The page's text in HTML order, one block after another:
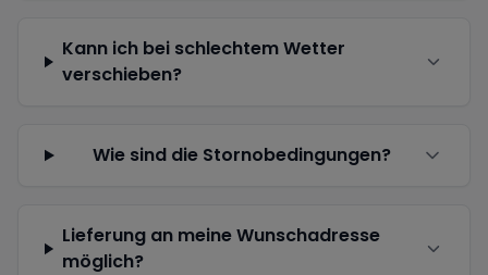
Kann ich bei schlechtem Wetter
verschieben?
Wie sind die Stornobedingungen?
Lieferung an meine Wunschadresse
möglich?